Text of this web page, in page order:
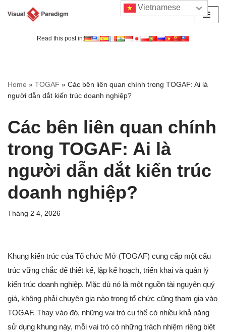
Read this post in:
Home » TOGAF » Các bên liên quan chính trong TOGAF: Ai là
người dẫn dắt kiến trúc doanh nghiệp?
Các bên liên quan chính
trong TOGAF: Ai là
người dẫn dắt kiến trúc
doanh nghiệp?
Tháng 2 4, 2026
Khung kiến trúc của Tổ chức Mở (TOGAF) cung cấp một cấu
trúc vững chắc để thiết kế, lập kế hoạch, triển khai và quản lý
kiến trúc doanh nghiệp. Mặc dù nó là một nguồn tài nguyên quý
giá, không phải chuyên gia nào trong tổ chức cũng tham gia vào
TOGAF. Thay vào đó, những vai trò cụ thể có nhiều khả năng
sử dụng khung này, mỗi vai trò có những trách nhiệm riêng biệt
Vietnamese